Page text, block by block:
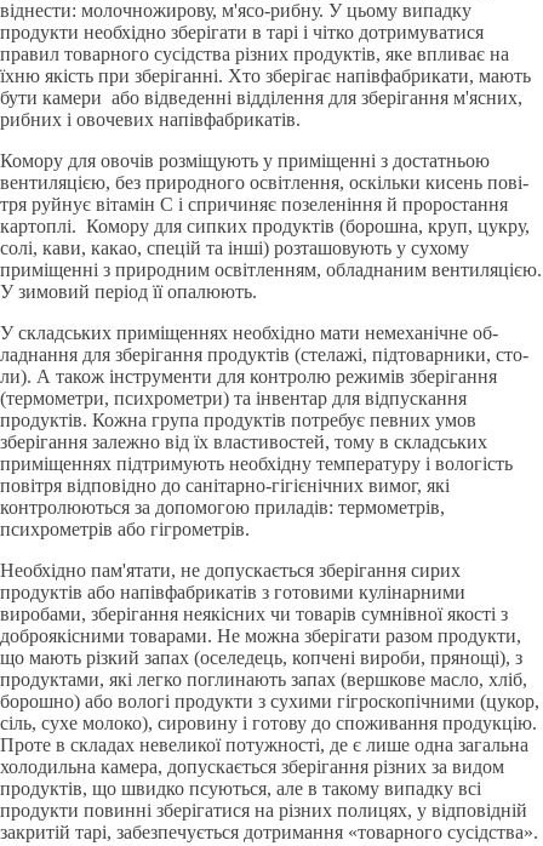
вiднести: молочно­жирову, м'ясо-рибну. У цьому випадку
продукти необхiдно зберi­гати в тapi i чiтко дотримуватися
правил товарного сусiдства рiз­них продуктiв, яке впливає на
їхню якiсть при зберiганнi. Хто зберігає напiвфабрикати, мають
бути камери або відведенні відділення для зберiгання м'ясних,
рибних i овочевих напiвфабрикатiв.
Комору для овочiв розмiщують у примiщеннi з достатньою
вентиляцiєю, без природного освiтлення, оскiльки кисень повi­
тря руйнує вітамін С i спричиняє позеленiння й проростання
кар­топлi. Комору для сипких продуктiв (борошна, круп, цукру,
солi, кави, какао, спецiй та iнші) розташовують у сухому
примiщеннi з природним освiтленням, обладнаним вентиляцiєю.
У зимовий перiод її опалюють.
У складських примiщеннях необхiдно мати немеханiчне об­
ладнання для зберiгання продуктiв (стелажi, пiдтоварники, сто­
ли). А та­кож iнструменти для контролю режимiв зберiгання
(термоме­три, психрометри) та iнвентap для вiдпускання
продуктів. Кожна група продуктiв потребує певних умов
зберiгання за­лежно вiд їх властивостей, тому в складських
примiщеннях пiдтримують необхiдну температуру i вологiсть
повiтря вiдповiдно до санiтарно-гiгiєнiчних вимог, якi
контролюються за допомогою приладiв: термометрів,
психрометрiв або гігрометрів.
Необхiдно пам'ятати, не допускається зберiгання сирих
продуктiв або напiвфабрикатiв з готовими кулiнарними
виробами, зберiгання неякiсних чи то­варів сумнівної якостi з
доброякiсними товарами. Не можна збе­рiгати разом продукти,
що мають рiзкий запах (оселедець, коп­ченi вироби, прянощi), з
продуктами, якi легко поглинають запах (вершкове масло, хлiб,
борошно) або вологi продукти з сухи­ми гiгроскопiчними (цукор,
сiль, сухе молоко), сировину i готову до споживання продукцiю.
Проте в складах невеликої потуж­ностi, де є лише одна загальна
холо­дильна камера, допускається зберiгання рiзних за видом
продук­тів, що швидко псуються, але в такому випадку вci
продукти повиннi зберiгатися на рiзних полицях, у вiдповiднiй
закритiй тapi, забезпечується дотримання «товарного сусідства».